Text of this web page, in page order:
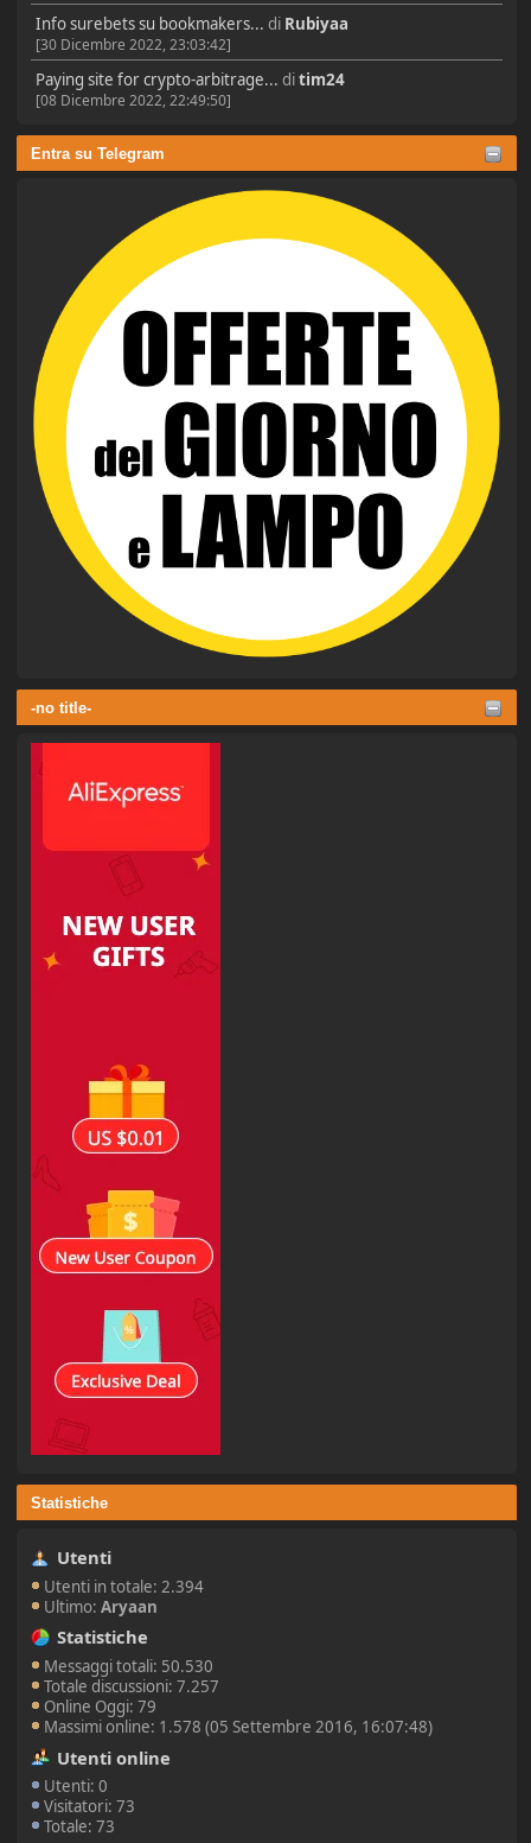
Info surebets su bookmakers... di Rubiyaa
[30 Dicembre 2022, 23:03:42]
Paying site for crypto-arbitrage... ditim24
[08 Dicembre 2022, 22:49:50]
Entra su Telegram
-no title-
Statistiche
Utenti
Utenti in totale: 2.394
Ultimo:Aryaan
Statistiche
Messaggi totali: 50.530
Totale discussioni: 7.257
Online Oggi: 79
Massimi online: 1.578 (05 Settembre 2016, 16:07:48)
Utenti online
Utenti: 0
Visitatori: 73
Totale: 73